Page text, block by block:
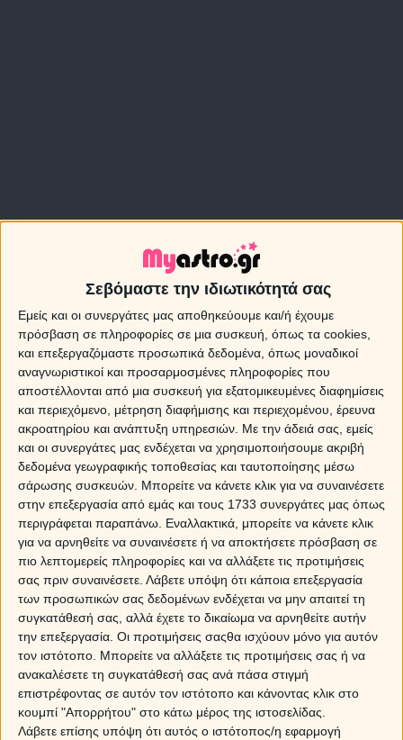
Σεβόμαστε την ιδιωτικότητά σας
Εμείς και οι συνεργάτες μας αποθηκεύουμε και/ή έχουμε
πρόσβαση σε πληροφορίες σε μια συσκευή, όπως τα cookies,
και επεξεργαζόμαστε προσωπικά δεδομένα, όπως μοναδικοί
αναγνωριστικοί και προσαρμοσμένες πληροφορίες που
αποστέλλονται από μια συσκευή για εξατομικευμένες διαφημίσεις
και περιεχόμενο, μέτρηση διαφήμισης και περιεχομένου, έρευνα
ακροατηρίου και ανάπτυξη υπηρεσιών. Με την άδειά σας, εμείς
και οι συνεργάτες μας ενδέχεται να χρησιμοποιήσουμε ακριβή
δεδομένα γεωγραφικής τοποθεσίας και ταυτοποίησης μέσω
σάρωσης συσκευών. Μπορείτε να κάνετε κλικ για να συναινέσετε
στην επεξεργασία από εμάς και τους 1733 συνεργάτες μας όπως
περιγράφεται παραπάνω. Εναλλακτικά, μπορείτε να κάνετε κλικ
για να αρνηθείτε να συναινέσετε ή να αποκτήσετε πρόσβαση σε
πιο λεπτομερείς πληροφορίες και να αλλάξετε τις προτιμήσεις
σας πριν συναινέσετε. Λάβετε υπόψη ότι κάποια επεξεργασία
των προσωπικών σας δεδομένων ενδέχεται να μην απαιτεί τη
συγκατάθεσή σας, αλλά έχετε το δικαίωμα να αρνηθείτε αυτήν
την επεξεργασία. Οι προτιμήσεις σαςθα ισχύουν μόνο για αυτόν
τον ιστότοπο. Μπορείτε να αλλάξετε τις προτιμήσεις σας ή να
ανακαλέσετε τη συγκατάθεσή σας ανά πάσα στιγμή
επιστρέφοντας σε αυτόν τον ιστότοπο και κάνοντας κλικ στο
κουμπί "Απορρήτου" στο κάτω μέρος της ιστοσελίδας.
Λάβετε επίσης υπόψη ότι αυτός ο ιστότοπος/η εφαρμογή
A Γ Δ Ε Η
Ι Κ Λ Μ Ν Ξ Ο Π
Ρ Σ Τ Υ Φ Χ Ψ Ω